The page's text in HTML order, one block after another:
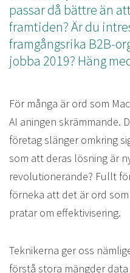
passar då bättre än
framtiden? Är du
framgångsrika B2B-
jobba 2019? Häng
För många är ord som
AI aningen skrämmande.
företag slänger omkring
som att deras lösning är
revolutionerande? Fullt
förneka att det är ord
pratar om effektivisering.
Teknikerna ger oss
förstå stora mängder